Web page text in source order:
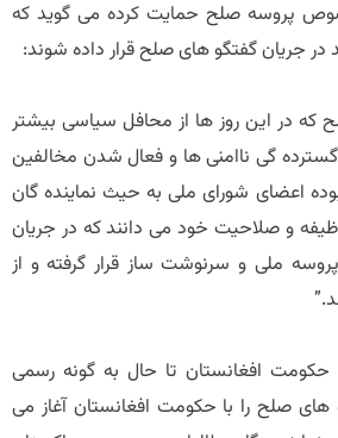
پروسه صلح حمایت کرده می گوید که
در جریان گفتگو های صلح قرار داده شوند:
که در این روز ها از محافل سیاسی بیشتر
گی ناامنی ها و فعال شدن مخالفین
اعضای شورای ملی به حیث نماینده گان
و صلاحیت خود می دانند که در جریان
ملی و سرنوشت ساز قرار گرفته و از
افغانستان تا حال به گونه رسمی
های صلح را با حکومت افغانستان آغاز می